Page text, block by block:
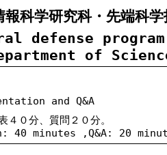
科学研究科・先端科
defense
of
and Q&A
０分、質問２０分。
40 minutes ,Q&A: 20